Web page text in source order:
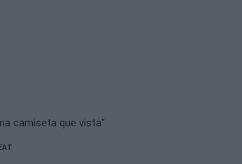
camiseta que vista"